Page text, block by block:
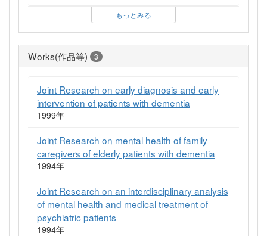
もっとみる
Works(作品等) 3
Joint Research on early diagnosis and early
intervention of patients with dementia
1999年
Joint Research on mental health of family
caregivers of elderly patients with dementia
1994年
Joint Research on an interdisciplinary analysis
of mental health and medical treatment of
psychiatric patients
1994年